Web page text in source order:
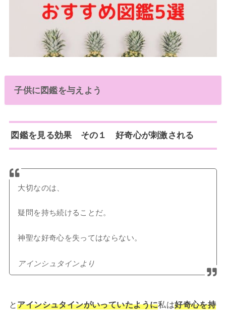
子供に図鑑を与えよう
図鑑を見る効果 その１ 好奇心が刺激される
大切なのは、
疑問を持ち続けることだ。
神聖な好奇心を失ってはならない。
アインシュタインより
とアインシュタインがいっていたように私は好奇心を持